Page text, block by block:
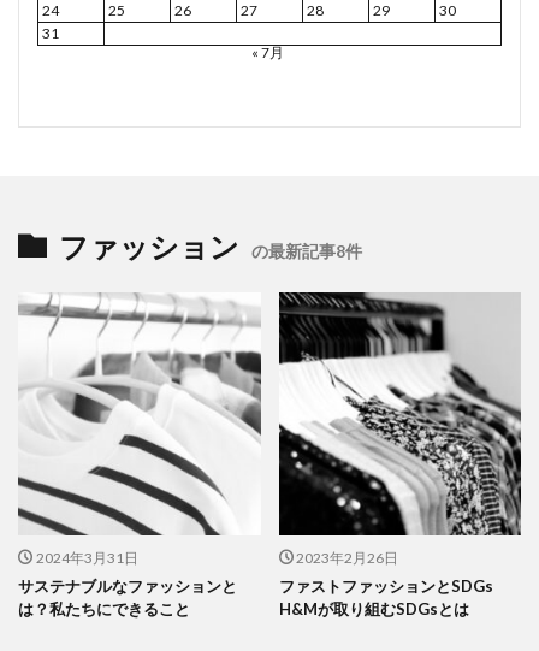
24
25 26 27 28 29
30
31
« 7月
ファッション の最新記事8件
2024年3月31日
サステナブルなファッションと
は？私たちにできること
2023年2月26日
ファストファッションとSDGs
H&Mが取り組むSDGsとは